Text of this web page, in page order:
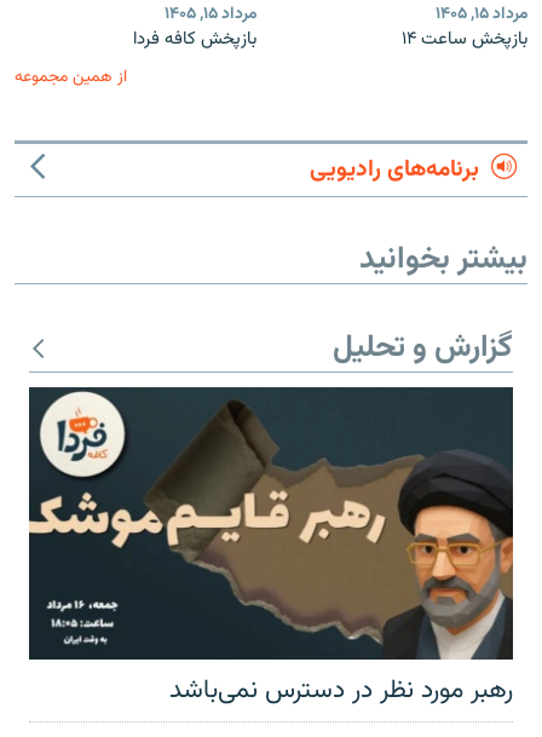
مرداد ۱۵, ۱۴۰۵
بازپخش ساعت ۱۴
مرداد ۱۵, ۱۴۰۵
بازپخش کافه فردا
از همین مجموعه
برنامه‌های رادیویی
بیشتر بخوانید
گزارش و تحلیل
رهبر مورد نظر در دسترس نمی‌باشد